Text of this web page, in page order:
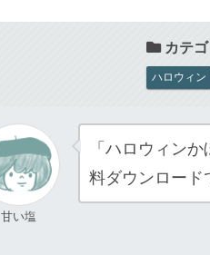
ハロウィン
甘い塩
「ハロウィン
料ダウンロード